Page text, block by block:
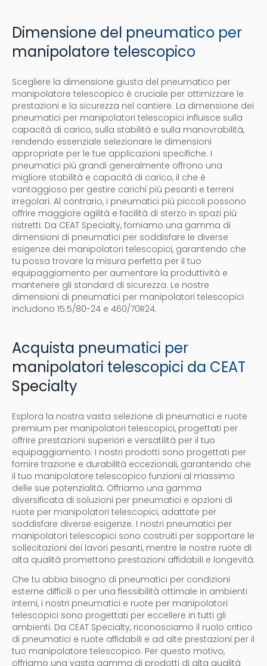
Dimensione del pneumatico per
manipolatore telescopico
Scegliere la dimensione giusta del pneumatico per
manipolatore telescopico è cruciale per ottimizzare le
prestazioni e la sicurezza nel cantiere. La dimensione dei
pneumatici per manipolatori telescopici influisce sulla
capacità di carico, sulla stabilità e sulla manovrabilità,
rendendo essenziale selezionare le dimensioni
appropriate per le tue applicazioni specifiche. I
pneumatici più grandi generalmente offrono una
migliore stabilità e capacità di carico, il che è
vantaggioso per gestire carichi più pesanti e terreni
irregolari. Al contrario, i pneumatici più piccoli possono
offrire maggiore agilità e facilità di sterzo in spazi più
ristretti. Da CEAT Specialty, forniamo una gamma di
dimensioni di pneumatici per soddisfare le diverse
esigenze dei manipolatori telescopici, garantendo che
tu possa trovare la misura perfetta per il tuo
equipaggiamento per aumentare la produttività e
mantenere gli standard di sicurezza. Le nostre
dimensioni di pneumatici per manipolatori telescopici
includono 15.5/80-24 e 460/70R24.
Acquista pneumatici per
manipolatori telescopici da CEAT
Specialty
Esplora la nostra vasta selezione di pneumatici e ruote
premium per manipolatori telescopici, progettati per
offrire prestazioni superiori e versatilità per il tuo
equipaggiamento. I nostri prodotti sono progettati per
fornire trazione e durabilità eccezionali, garantendo che
il tuo manipolatore telescopico funzioni al massimo
delle sue potenzialità. Offriamo una gamma
diversificata di soluzioni per pneumatici e opzioni di
ruote per manipolatori telescopici, adattate per
soddisfare diverse esigenze. I nostri pneumatici per
manipolatori telescopici sono costruiti per sopportare le
sollecitazioni dei lavori pesanti, mentre le nostre ruote di
alta qualità promettono prestazioni affidabili e longevità.
Che tu abbia bisogno di pneumatici per condizioni
esterne difficili o per una flessibilità ottimale in ambienti
interni, i nostri pneumatici e ruote per manipolatori
telescopici sono progettati per eccellere in tutti gli
ambienti. Da CEAT Specialty, riconosciamo il ruolo critico
di pneumatici e ruote affidabili e ad alte prestazioni per il
tuo manipolatore telescopico. Per questo motivo,
offriamo una vasta gamma di prodotti di alta qualità